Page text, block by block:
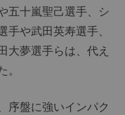
五十嵐聖己選手、シ
や武田英寿選手、
大夢選手らは、代え
序盤に強いインパク